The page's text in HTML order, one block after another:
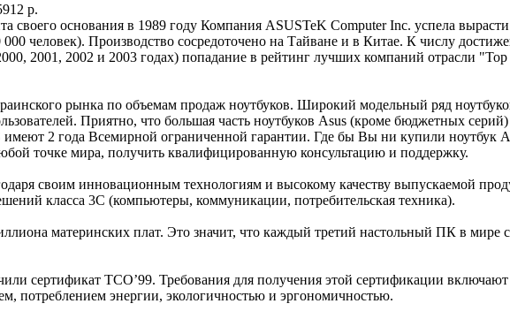
p.
своего основания в 1989 году Компания ASUSTeK Computer Inc. успела
человек). Производство сосредоточено на Тайване и в Китае. К числу
2001, 2002 и 2003 годах) попадание в рейтинг лучших компаний отрасли
рынка по объемам продаж ноутбуков. Широкий модельный ряд
Приятно, что большая часть ноутбуков Asus (кроме бюджетных серий)
2 года Всемирной ограниченной гарантии. Где бы Вы ни купили ноутбук
точке мира, получить квалифицированную консультацию и поддержку.
своим инновационным технологиям и высокому качеству выпускаемой
класса 3C (компьютеры, коммуникации, потребительская техника).
материнских плат. Это значит, что каждый третий настольный ПК в мире
сертификат ТСО’99. Требования для получения этой сертификации
потреблением энергии, экологичностью и эргономичностью.